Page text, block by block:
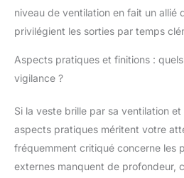
niveau de ventilation en fait un allié
privilégient les sorties par temps
Aspects pratiques et finitions :
vigilance ?
Si la veste brille par sa ventilation
aspects pratiques méritent votre
fréquemment critiqué concerne les
externes manquent de profondeur,